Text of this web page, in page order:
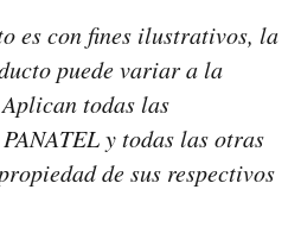
es con fines ilustrativos, la
puede variar a la
todas las
y todas las otras
de sus respectivos